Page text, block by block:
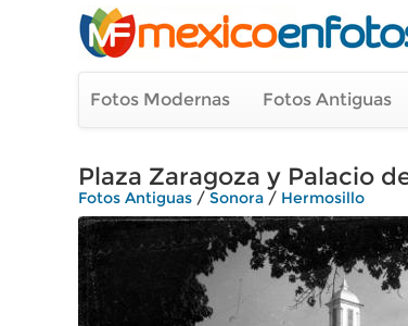
Fotos Modernas Fotos Antiguas
Plaza Zaragoza y Palacio
Fotos Antiguas / Sonora / Hermosillo